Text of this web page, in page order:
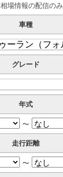
相場情報の配信のみ
車種
グレード
年式
〜
走行距離
〜